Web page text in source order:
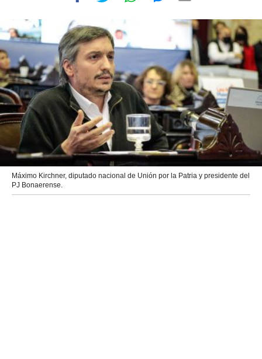
Máximo Kirchner, diputado nacional de Unión por la Patria y presidente del
PJ Bonaerense.